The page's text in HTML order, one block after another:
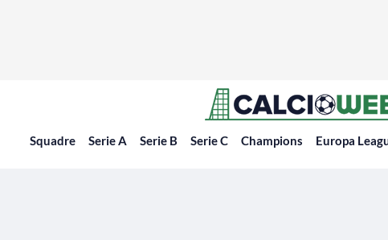
Squadre Serie A Serie B Serie C Champions Europa